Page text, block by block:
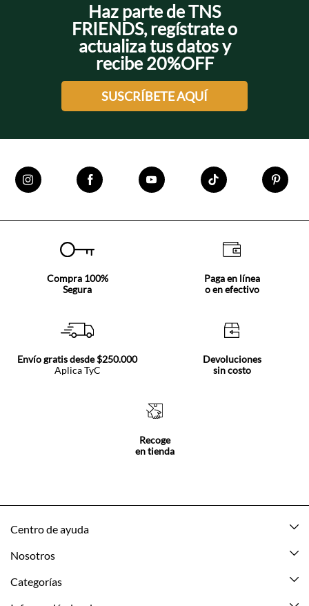
+
Haz parte de TNS
FRIENDS, regístrate o
actualiza tus datos y
recibe 20%OFF
SUSCRÍBETE AQUÍ
Compra 100%
Segura
Paga en línea
o en efectivo
Envío gratis desde $250.000
Aplica TyC
Devoluciones
sin costo
Recoge
en tienda
Centro de ayuda
Mis pedidos
Nosotros
Acerca de Tennis
Categorías
Nuevo